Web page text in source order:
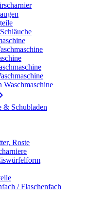
Waschmaschine
& Schubladen
Roste
/ Flaschenfach